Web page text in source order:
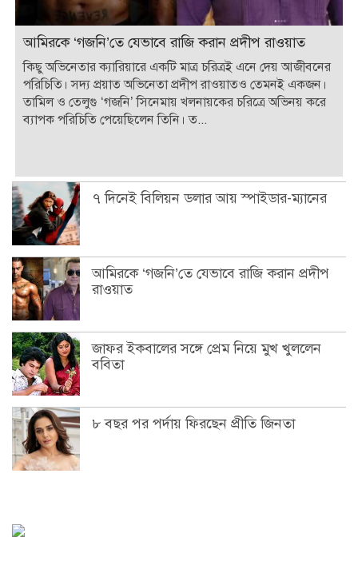
আমিরকে ‘গজনি’তে যেভাবে রাজি করান প্রদীপ রাওয়াত
কিছু অভিনেতার ক্যারিয়ারে একটি মাত্র চরিত্রই এনে দেয় আজীবনের
পরিচিতি। সদ্য প্রয়াত অভিনেতা প্রদীপ রাওয়াতও তেমনই একজন।
তামিল ও তেলুগু ‘গজনি’ সিনেমায় খলনায়কের চরিত্রে অভিনয় করে
ব্যাপক পরিচিতি পেয়েছিলেন তিনি। ত...
৭ দিনেই বিলিয়ন ডলার আয় স্পাইডার-ম্যানের
আমিরকে ‘গজনি’তে যেভাবে রাজি করান প্রদীপ
রাওয়াত
জাফর ইকবালের সঙ্গে প্রেম নিয়ে মুখ খুললেন
ববিতা
৮ বছর পর পর্দায় ফিরছেন প্রীতি জিনতা